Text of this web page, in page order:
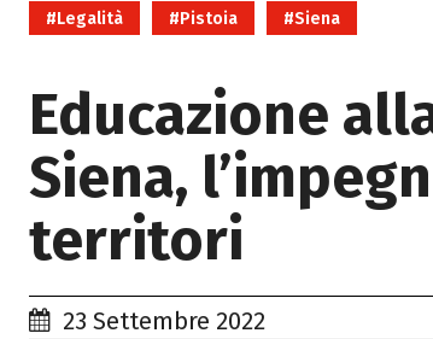
#Legalità #Pistoia #Siena
Educazione
Siena,
territori
23 Settembre 2022